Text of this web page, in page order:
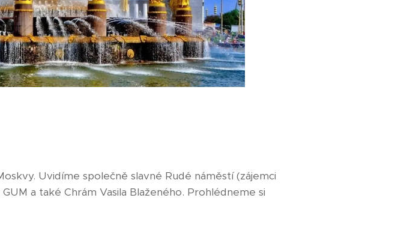
Uvidíme společně slavné Rudé náměstí (zájemci
a také Chrám Vasila Blaženého. Prohlédneme si